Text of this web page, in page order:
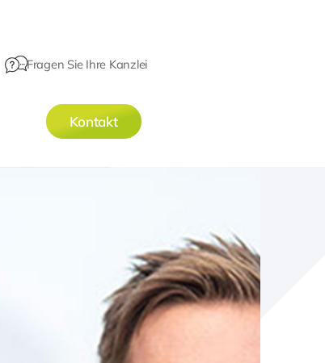
Fragen Sie Ihre Kanzlei
Kontakt